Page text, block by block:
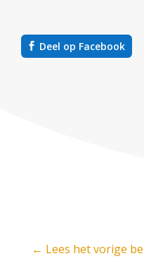
Deel op Facebook
← Lees het vorige